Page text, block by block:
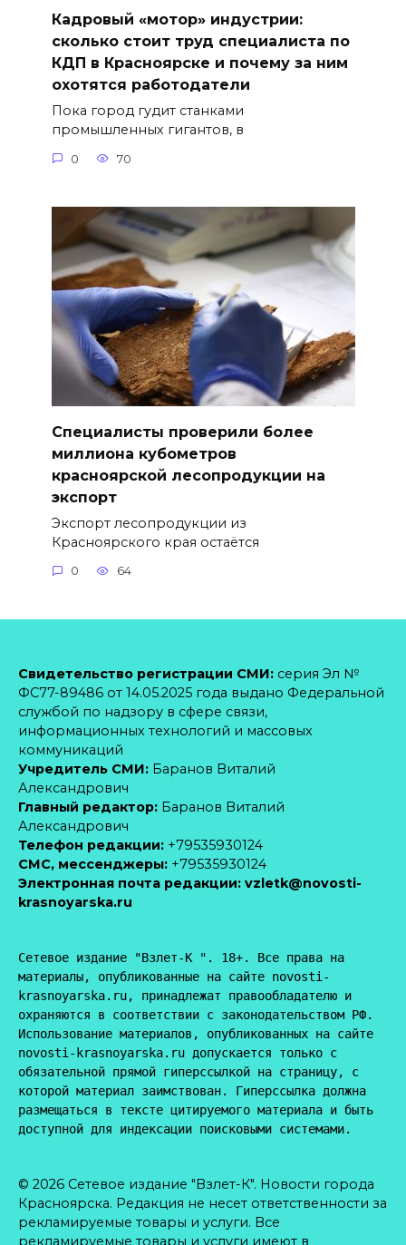
Кадровый «мотор» индустрии:
сколько стоит труд специалиста по
КДП в Красноярске и почему за ним
охотятся работодатели
Пока город гудит станками
промышленных гигантов, в
0 70
Специалисты проверили более
миллиона кубометров
красноярской лесопродукции на
экспорт
Экспорт лесопродукции из
Красноярского края остаётся
0 64
Свидетельство регистрации СМИ: серия Эл №
ФС77-89486 от 14.05.2025 года выдано Федеральной
службой по надзору в сфере связи,
информационных технологий и массовых
коммуникаций
Учредитель СМИ: Баранов Виталий
Александрович
Главный редактор: Баранов Виталий
Александрович
Телефон редакции: +79535930124
CМС, мессенджеры: +79535930124
Электронная почта редакции: vzletk@novosti-
krasnoyarska.ru
Сетевое издание "Взлет-К ". 18+. Все права на
материалы, опубликованные на сайте novosti-
krasnoyarska.ru, принадлежат правообладателю и
охраняются в соответствии с законодательством РФ.
Использование материалов, опубликованных на сайте
novosti-krasnoyarska.ru допускается только с
обязательной прямой гиперссылкой на страницу, с
которой материал заимствован. Гиперссылка должна
размещаться в тексте цитируемого материала и быть
доступной для индексации поисковыми системами.
© 2026 Сетевое издание "Взлет-К". Новости города
Красноярска. Редакция не несет ответственности за
рекламируемые товары и услуги. Все
рекламируемые товары и услуги имеют в